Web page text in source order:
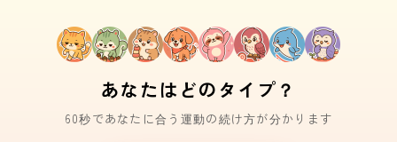
あなたはどのタイプ？
60秒であなたに合う運動の続け方が分かります